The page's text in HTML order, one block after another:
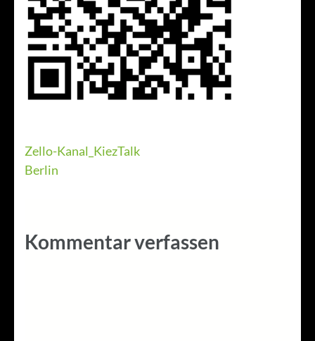
Beitragsnavigation
Zello-Kanal_KiezTalk
Berlin
Kommentar verfassen